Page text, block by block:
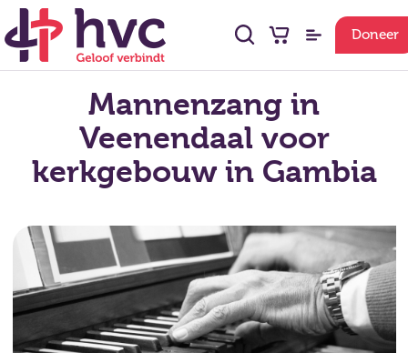
Doneer
Mannenzang in
Veenendaal voor
kerkgebouw in Gambia